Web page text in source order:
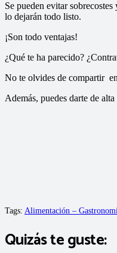
Se pueden evitar
lo dejarán todo listo.
¡Son todo ventajas!
¿Qué te ha parecido?
No te olvides de compartir
Además, puedes darte de alta
Tags: Alimentación –
Quizás te guste: